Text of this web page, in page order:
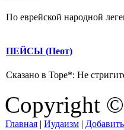
По еврейской народной
ПЕЙСЫ (Пеот)
Сказано в Торе*: Не
Copyright
Главная | Иудаизм |